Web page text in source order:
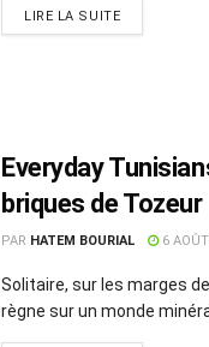
LIRE LA SUITE
Everyday
briques de Tozeur
PAR HATEM BOURIAL 6
Solitaire, sur les marges
règne sur un monde